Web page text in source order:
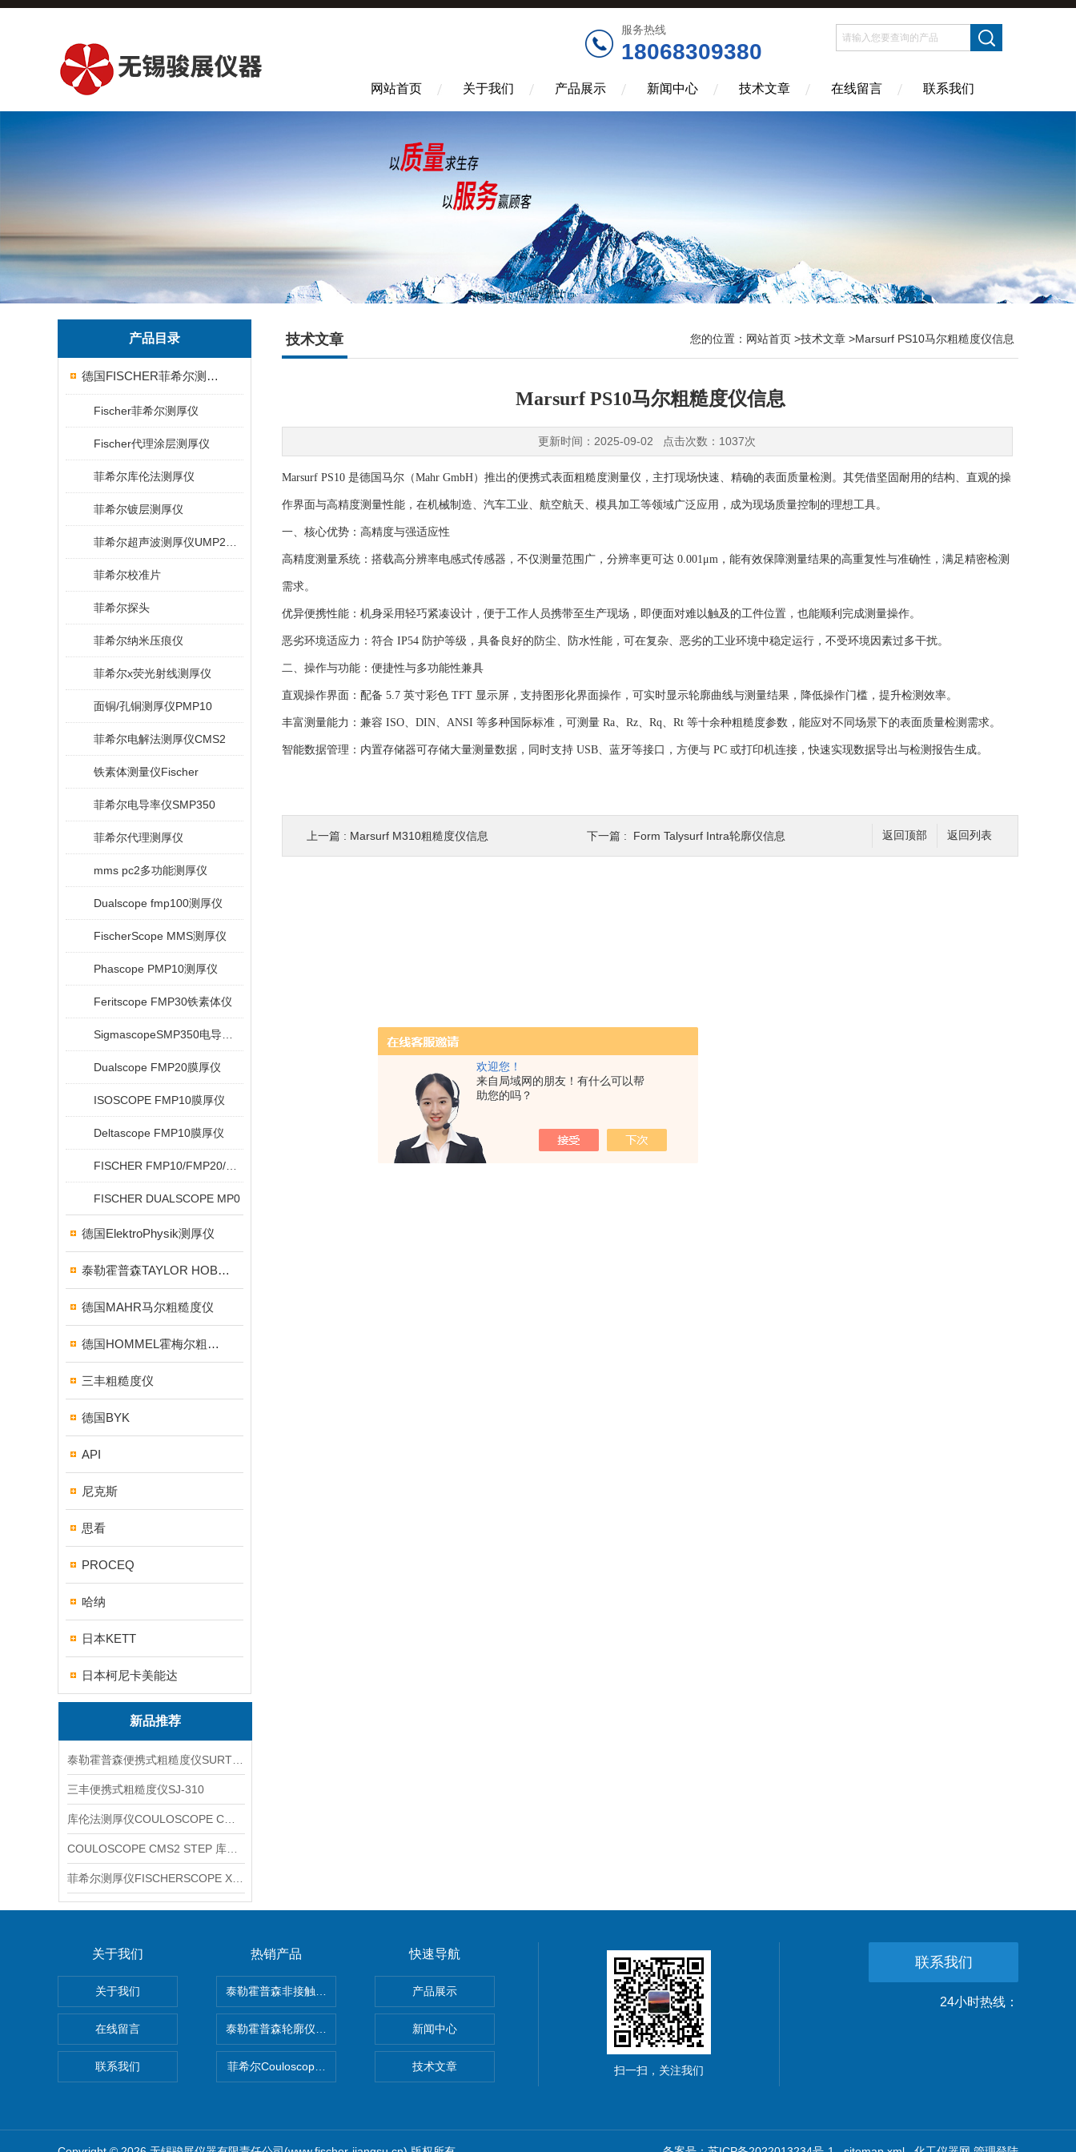
欢迎您！
来自局域网的朋友！有什么可以帮
助您的吗？
服务热线
18068309380
网站首页 关于我们 产品展示 新闻中心 技术文章 在线留言 联系我们
产品目录
德国FISCHER菲希尔测厚仪
Fischer菲希尔测厚仪
Fischer代理涂层测厚仪
菲希尔库伦法测厚仪
菲希尔镀层测厚仪
菲希尔校准片
菲希尔探头
菲希尔纳米压痕仪
菲希尔x荧光射线测厚仪
面铜/孔铜测厚仪PMP10
菲希尔电解法测厚仪CMS2
铁素体测量仪Fischer
菲希尔电导率仪SMP350
菲希尔代理测厚仪
mms pc2多功能测厚仪
Dualscope fmp100测厚仪
FischerScope MMS测厚仪
Phascope PMP10测厚仪
Feritscope FMP30铁素体仪
Dualscope FMP20膜厚仪
ISOSCOPE FMP10膜厚仪
Deltascope FMP10膜厚仪
FISCHER DUALSCOPE MP0
德国ElektroPhysik测厚仪
泰勒霍普森TAYLOR HOBSON粗糙度仪
德国MAHR马尔粗糙度仪
德国HOMMEL霍梅尔粗糙度仪
三丰粗糙度仪
德国BYK
API
尼克斯
思看
PROCEQ
哈纳
日本KETT
日本柯尼卡美能达
新品推荐
三丰便携式粗糙度仪SJ-310
技术文章 您的位置： 网站首页 >技术文章 >Marsurf PS10马尔粗糙度仪信息
Marsurf PS10马尔粗糙度仪信息
更新时间：2025-09-02 点击次数：1037次
Marsurf PS10 是德国马尔（Mahr GmbH）推出的便携式表面粗糙度测量仪，主打现场快速、精确的表面质量检测。其凭借坚固耐用的结构、直观的操
作界面与高精度测量性能，在机械制造、汽车工业、航空航天、模具加工等领域广泛应用，成为现场质量控制的理想工具。
一、核心优势：高精度与强适应性
高精度测量系统：搭载高分辨率电感式传感器，不仅测量范围广，分辨率更可达 0.001μm，能有效保障测量结果的高重复性与准确性，满足精密检测
需求。
优异便携性能：机身采用轻巧紧凑设计，便于工作人员携带至生产现场，即便面对难以触及的工件位置，也能顺利完成测量操作。
恶劣环境适应力：符合 IP54 防护等级，具备良好的防尘、防水性能，可在复杂、恶劣的工业环境中稳定运行，不受环境因素过多干扰。
二、操作与功能：便捷性与多功能性兼具
直观操作界面：配备 5.7 英寸彩色 TFT 显示屏，支持图形化界面操作，可实时显示轮廓曲线与测量结果，降低操作门槛，提升检测效率。
丰富测量能力：兼容 ISO、DIN、ANSI 等多种国际标准，可测量 Ra、Rz、Rq、Rt 等十余种粗糙度参数，能应对不同场景下的表面质量检测需求。
智能数据管理：内置存储器可存储大量测量数据，同时支持 USB、蓝牙等接口，方便与 PC 或打印机连接，快速实现数据导出与检测报告生成。
返回列表
返回顶部
上一篇 : Marsurf M310粗糙度仪信息 下一篇 : Form Talysurf Intra轮廓仪信息
关于我们
关于我们
在线留言
联系我们
热销产品
泰勒霍普森非接触式轮廓仪LUPHOScan 850 HD
泰勒霍普森轮廓仪|TAYLOR HOBSON
菲希尔Couloscope CMS2电解法测厚仪
快速导航
产品展示
新闻中心
技术文章 扫一扫，关注我们
联系我们
24小时热线：